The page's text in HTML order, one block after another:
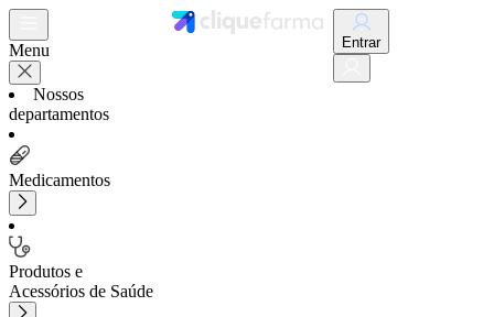
Menu
Nossos
departamentos
Medicamentos
Produtos e
Acessórios de Saúde
Entrar